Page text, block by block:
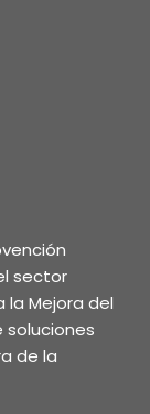
sector
la Mejora del
de la